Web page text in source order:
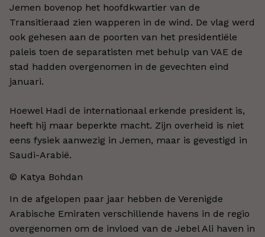
Jemen bovenop het hoofdkwartier van de
Transitieraad zien wapperen in de wind. De vlag werd
ook gehesen aan de poorten van het presidentiële
paleis toen de separatisten met behulp van VAE de
stad hadden overgenomen in de gevechten eind
januari.
Hoewel Hadi de internationaal erkende president is,
heeft hij maar beperkte macht. Zijn overheid is niet
eens fysiek aanwezig in Jemen, maar is gevestigd in
Saudi-Arabië.
© Katya Bohdan​
In de afgelopen paar jaar hebben de Verenigde
Arabische Emiraten verschillende havens in de regio
overgenomen om de invloed van de Jebel Ali haven in